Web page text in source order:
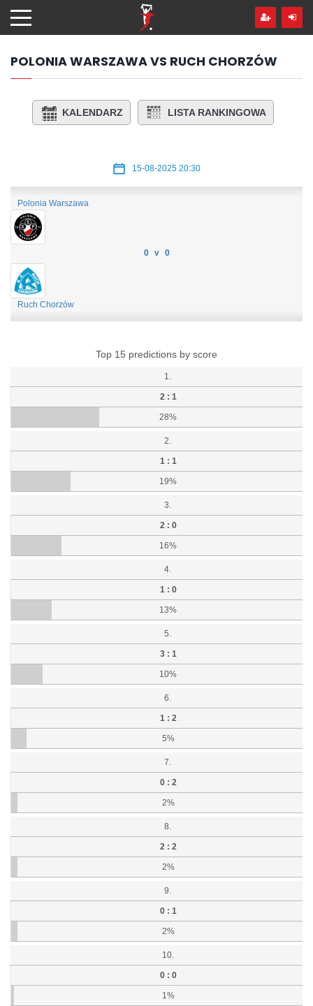
hdo
treści
POLONIA WARSZAWA VS RUCH CHORZÓW
KALENDARZ LISTA RANKINGOWA
15-08-2025 20:30
Polonia Warszawa
0 v 0
Ruch Chorzów
Top 15 predictions by score
1.
2 : 1
28%
2.
1 : 1
19%
3.
2 : 0
16%
4.
1 : 0
13%
5.
3 : 1
10%
6.
1 : 2
5%
7.
0 : 2
2%
8.
2 : 2
2%
9.
0 : 1
2%
10.
0 : 0
1%